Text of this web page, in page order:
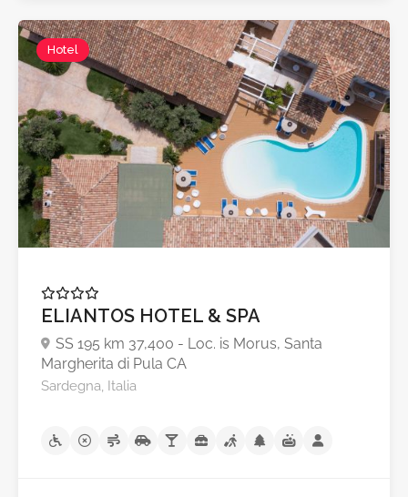
A partire da
Hotel
ELIANTOS HOTEL & SPA
SS 195 km 37,400 - Loc. is Morus, Santa
Margherita di Pula CA
Sardegna, Italia